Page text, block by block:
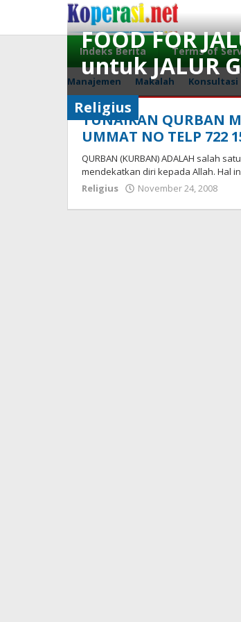
content
Indeks Berita Terms of
Manajemen Makalah Konsultasi
FOOD FOR
untuk JALUR
Religius
January
2009
Gusbud
Religius
TUNAIKAN QURBAN
UMMAT NO TELP 722
QURBAN (KURBAN) ADALAH salah
mendekatkan diri kepada Allah. Hal
Religius
November 24, 2008